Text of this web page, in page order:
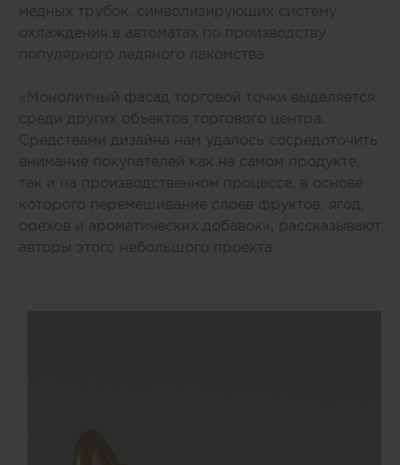
медных трубок, символизирующих систему
охлаждения в автоматах по производству
популярного ледяного лакомства.
«Монолитный фасад торговой точки выделяется
среди других объектов торгового центра.
Средствами дизайна нам удалось сосредоточить
внимание покупателей как на самом продукте,
так и на производственном процессе, в основе
которого перемешивание слоев фруктов, ягод,
орехов и ароматических добавок», рассказывают
авторы этого небольшого проекта.